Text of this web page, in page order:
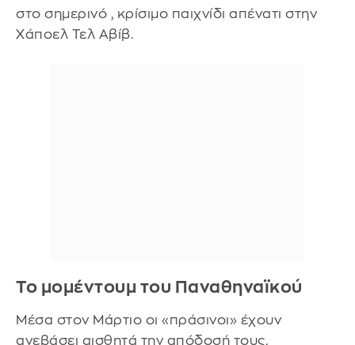
στο σημερινό , κρίσιμο παιχνίδι απένατι στην
Χάποελ Τελ Αβίβ.
Το μομέντουμ του Παναθηναϊκού
Μέσα στον Μάρτιο οι «πράσινοι» έχουν
ανεβάσει αισθητά την απόδοσή τους,